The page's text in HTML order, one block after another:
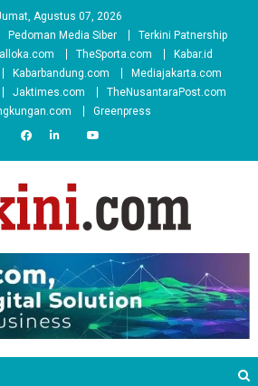
Agustus 07, 2026
Pedoman Media Siber
Terkini Patnership
TheSporta.com
Kabar.id
Kabarbandung.com
Mediajakarta.com
Jaktimes.com
TheNusantaraPost.com
Greenpress